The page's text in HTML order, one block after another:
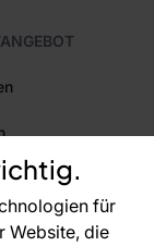
für
Website, die
Folien